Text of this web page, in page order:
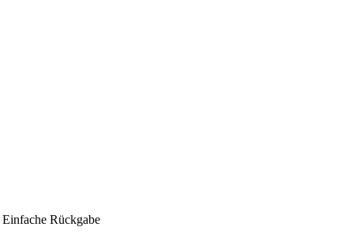
Einfache Rückgabe